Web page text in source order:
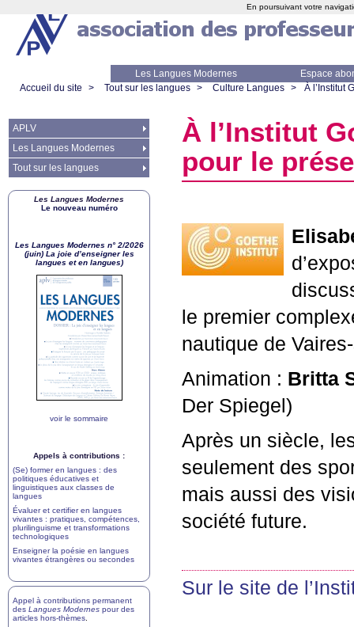
Les Langues Modernes
Espace
Accueil du site
> Tout sur les langues > Culture Langues > À l’Institut
À l’Institut
pour le
le premier
nautique de
Animation : Britta
Der Spiegel)
Après un siècle,
seulement des
mais aussi des
société future.
Sur le site de
APLV
Les Langues Modernes
Tout sur les langues
Les Langues Modernes
Le nouveau numéro
Les Langues Modernes n° 2/2026
(juin) La joie d’enseigner les
langues et en langues)
voir le sommaire
Appels à contributions :
(Se) former en langues : des
politiques éducatives et
linguistiques aux classes de
langues
Évaluer et certifier en langues
vivantes : pratiques, compétences,
plurilinguisme et transformations
technologiques
Enseigner la poésie en langues
vivantes étrangères ou secondes
Appel à contributions permanent
des Langues Modernes pour des
articles hors-thèmes
En poursuivant votre